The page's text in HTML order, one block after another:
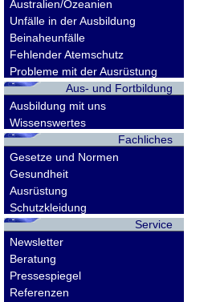
Australien/Ozeanien
Unfälle in der Ausbildung
Beinaheunfälle
Fehlender Atemschutz
Probleme mit der Ausrüstung
Aus- und Fortbildung
Ausbildung mit uns
Wissenswertes
Fachliches
Gesetze und Normen
Gesundheit
Ausrüstung
Schutzkleidung
Service
Newsletter
Beratung
Pressespiegel
Referenzen